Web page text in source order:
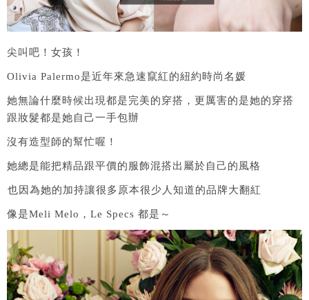
尖叫吧！女孩！
Olivia Palermo是近年來急速竄紅的紐約時尚名媛
她無論什麼時候出現都是完美的穿搭，更厲害的是她的穿搭
跟妝髮都是她自己一手包辦
沒有造型師的幫忙喔！
她總是能把精品跟平價的服飾混搭出屬於自己的風格
也因為她的加持讓很多原本很少人知道的品牌大翻紅
像是Meli Melo，Le Specs 都是～